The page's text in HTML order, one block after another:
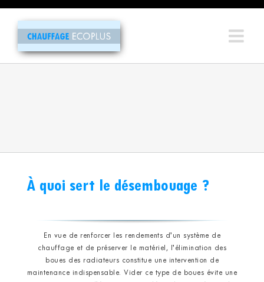
contenu
À quoi sert le désembouage ?
En vue de renforcer les rendements d’un système de
chauffage et de préserver le matériel, l’élimination des
boues des radiateurs constitue une intervention de
maintenance indispensable. Vider ce type de boues évite une